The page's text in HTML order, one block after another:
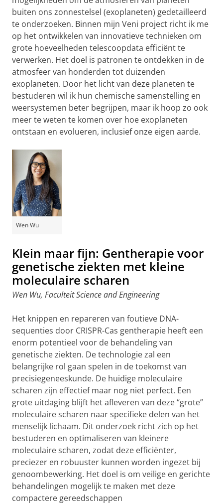
buiten ons zonnestelsel (exoplaneten) gedetailleerd
te onderzoeken. Binnen mijn Veni project richt ik me
op het ontwikkelen van innovatieve technieken om
grote hoeveelheden telescoopdata efficiënt te
verwerken. Het doel is patronen te ontdekken in de
atmosfeer van honderden tot duizenden
exoplaneten. Door het licht van deze planeten te
bestuderen wil ik hun chemische samenstelling en
weersystemen beter begrijpen, maar ik hoop zo ook
meer te weten te komen over hoe exoplaneten
ontstaan en evolueren, inclusief onze eigen aarde.
Wen Wu
Klein maar fijn: Gentherapie voor
genetische ziekten met kleine
moleculaire scharen
Wen Wu, Faculteit Science and Engineering
Het knippen en repareren van foutieve DNA-
sequenties door CRISPR-Cas gentherapie heeft een
enorm potentieel voor de behandeling van
genetische ziekten. De technologie zal een
belangrijke rol gaan spelen in de toekomst van
precisiegeneeskunde. De huidige moleculaire
scharen zijn effectief maar nog niet perfect. Een
grote uitdaging blijft het afleveren van deze “grote”
moleculaire scharen naar specifieke delen van het
menselijk lichaam. Dit onderzoek richt zich op het
bestuderen en optimaliseren van kleinere
moleculaire scharen, zodat deze efficiënter,
preciezer en robuuster kunnen worden ingezet bij
genoombewerking. Het doel is om veilige en gerichte
behandelingen mogelijk te maken met deze
compactere gereedschappen